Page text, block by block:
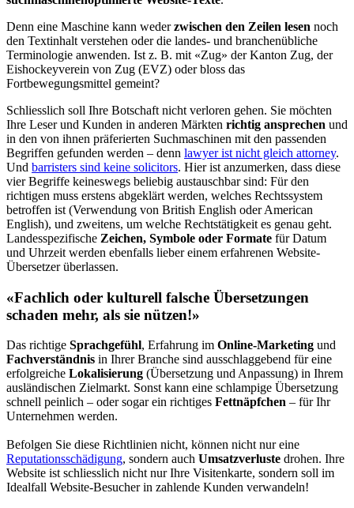
Denn eine Maschine kann wederzwischen den Zeilen lesen noch
den Textinhalt verstehen oder die landes- und branchenübliche
Terminologie anwenden. Ist z. B. mit «Zug» der Kanton Zug, der
Eishockeyverein von Zug (EVZ) oder bloss das
Fortbewegungsmittel gemeint?
Schliesslich soll Ihre Botschaft nicht verloren gehen. Sie möchten
Ihre Leser und Kunden in anderen Märkten richtig ansprechen und
in den von ihnen präferierten Suchmaschinen mit den passenden
Begriffen gefunden werden – denn lawyer ist nicht gleich attorney.
Und barristers sind keine solicitors. Hier ist anzumerken, dass diese
vier Begriffe keineswegs beliebig austauschbar sind: Für den
richtigen muss erstens abgeklärt werden, welches Rechtssystem
betroffen ist (Verwendung von British English oder American
English), und zweitens, um welche Rechtstätigkeit es genau geht.
Landesspezifische Zeichen, Symbole oder Formate für Datum
und Uhrzeit werden ebenfalls lieber einem erfahrenen Website-
Übersetzer überlassen.
«Fachlich oder kulturell falsche Übersetzungen
schaden mehr, als sie nützen!»
Das richtige Sprachgefühl, Erfahrung im Online-Marketing und
Fachverständnis in Ihrer Branche sind ausschlaggebend für eine
erfolgreiche Lokalisierung (Übersetzung und Anpassung) in Ihrem
ausländischen Zielmarkt. Sonst kann eine schlampige Übersetzung
schnell peinlich – oder sogar ein richtiges Fettnäpfchen – für Ihr
Unternehmen werden.
Befolgen Sie diese Richtlinien nicht, können nicht nur eine
Reputationsschädigung, sondern auch Umsatzverluste drohen. Ihre
Website ist schliesslich nicht nur Ihre Visitenkarte, sondern soll im
Idealfall Website-Besucher in zahlende Kunden verwandeln!